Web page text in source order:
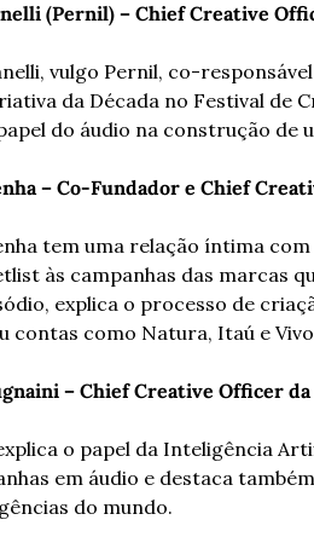
(Pernil) – Chief Creative
vulgo Pernil, co-
da Década no Festival de
do áudio na construção de
– Co-Fundador e Chief
tem uma relação íntima com
às campanhas das marcas
explica o processo de
contas como Natura, Itaú e
– Chief Creative Officer
o papel da Inteligência
em áudio e destaca
do mundo.